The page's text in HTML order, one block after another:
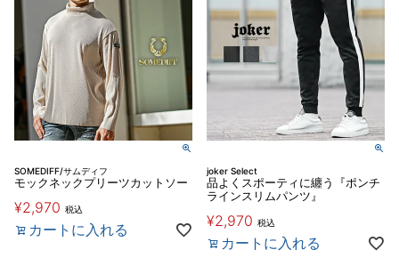
SOMEDIFF/サムディフ
モックネックプリーツカットソー
¥2,970 税込
カートに入れる
joker Select
品よくスポーティに纏う『ポンチ
ラインスリムパンツ』
¥2,970 税込
カートに入れる